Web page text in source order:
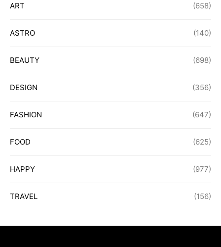
ART (658)
ASTRO (140)
BEAUTY (698)
DESIGN (356)
FASHION (647)
FOOD (625)
HAPPY (977)
TRAVEL (156)